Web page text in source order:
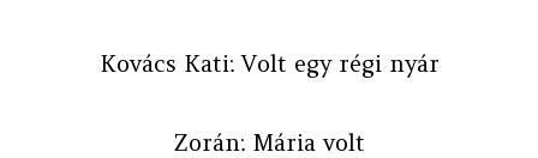
Kovács Kati: Volt egy régi nyár
Zorán: Mária volt